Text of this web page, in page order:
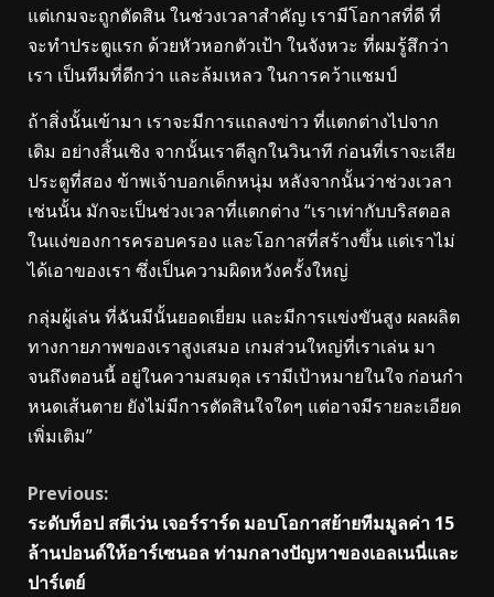
แต่เกมจะถูกตัดสิน ในช่วงเวลาสําคัญ เรามีโอกาสที่ดี ที่
จะทําประตูแรก ด้วยหัวหอกตัวเป้า ในจังหวะ ที่ผมรู้สึกว่า
เรา เป็นทีมที่ดีกว่า และล้มเหลว ในการคว้าแชมป์
ถ้าสิ่งนั้นเข้ามา เราจะมีการแถลงข่าว ที่แตกต่างไปจาก
เดิม อย่างสิ้นเชิง จากนั้นเราตีลูกในวินาที ก่อนที่เราจะเสีย
ประตูที่สอง ข้าพเจ้าบอกเด็กหนุ่ม หลังจากนั้นว่าช่วงเวลา
เช่นนั้น มักจะเป็นช่วงเวลาที่แตกต่าง “เราเท่ากับบริสตอล
ในแง่ของการครอบครอง และโอกาสที่สร้างขึ้น แต่เราไม่
ได้เอาของเรา ซึ่งเป็นความผิดหวังครั้งใหญ่
กลุ่มผู้เล่น ที่ฉันมีนั้นยอดเยี่ยม และมีการแข่งขันสูง ผลผลิต
ทางกายภาพของเราสูงเสมอ เกมส่วนใหญ่ที่เราเล่น มา
จนถึงตอนนี้ อยู่ในความสมดุล เรามีเป้าหมายในใจ ก่อนกํา
หนดเส้นตาย ยังไม่มีการตัดสินใจใดๆ แต่อาจมีรายละเอียด
เพิ่มเติม”
Continue
Reading
Previous:
ระดับท็อป สตีเว่น เจอร์ราร์ด มอบโอกาสย้ายทีมมูลค่า 15
ล้านปอนด์ให้อาร์เซนอล ท่ามกลางปัญหาของเอลเนนี่และ
ปาร์เตย์